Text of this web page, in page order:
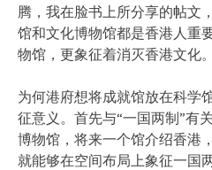
腾，我在脸书上所分享的帖文
馆和文化博物馆都是香港人重
物馆，更象征着消灭香港文化。
为何港府想将成就馆放在科学
征意义。首先与“一国两制”有
博物馆，将来一个馆介绍香港
就能够在空间布局上象征一国